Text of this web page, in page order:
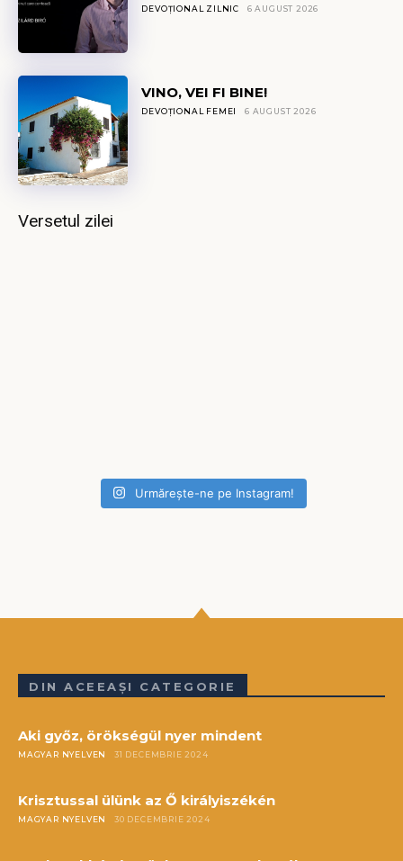
DEVOȚIONAL ZILNIC 6 AUGUST 2026
VINO, VEI FI BINE!
DEVOȚIONAL FEMEI 6 AUGUST 2026
Versetul zilei
Urmărește-ne pe Instagram!
DIN ACEEAȘI CATEGORIE
Aki győz, örökségül nyer mindent
MAGYAR NYELVEN 31 DECEMBRIE 2024
Krisztussal ülünk az Ő királyiszékén
MAGYAR NYELVEN 30 DECEMBRIE 2024